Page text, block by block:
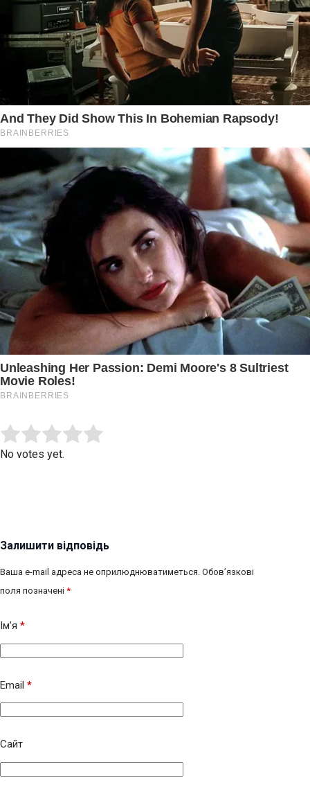
Rate this item:
No votes yet.
Залишити відповідь
Ваша e-mail адреса не оприлюднюватиметься. Обов’язкові
поля позначені *
Ім’я *
Email *
Сайт